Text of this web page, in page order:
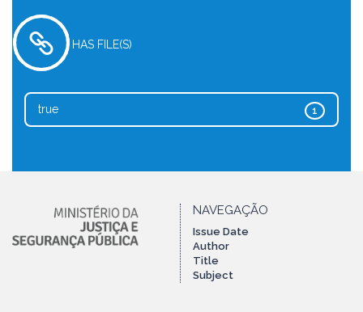
HAS FILE(S)
1
true
NAVEGAÇÃO
Issue Date
Author
Title
Subject